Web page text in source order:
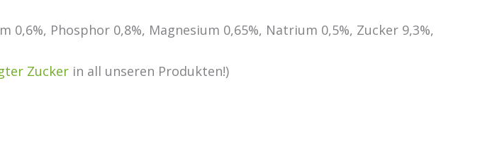
0,6%, Phosphor 0,8%, Magnesium 0,65%, Natrium 0,5%, Zucker 9,3%,
Zucker in all unseren Produkten!)